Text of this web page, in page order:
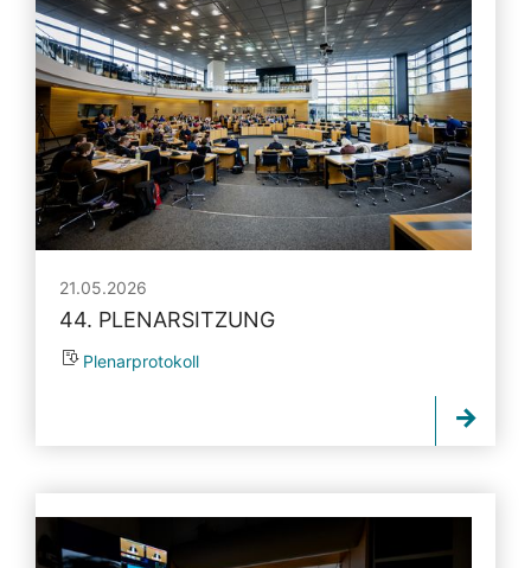
21.05.2026
44. PLENARSITZUNG
Plenarprotokoll